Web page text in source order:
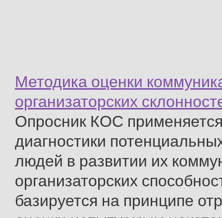
Методика оценки
организаторских
Опросник КОС
диагностики
людей в развитии их
организаторских
базируется на принципе